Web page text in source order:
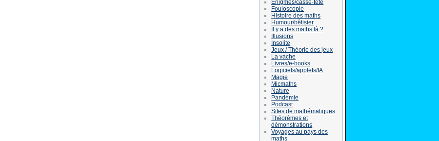
Enigmes/casse-tête
Fouloscopie
Histoire des maths
Humour/bêtisier
Il y a des maths là ?
Illusions
Insolite
Jeux / Théorie des jeux
La vache
Livres/e-books
Logiciels/applets/IA
Magie
Micmaths
Nature
Pandémie
Podcast
Sites de mathématiques
Théorèmes et
démonstrations
Voyages au pays des
maths